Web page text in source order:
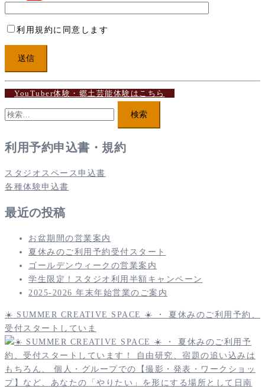
利用規約に同意します
YouTuber体験・郷土芸能体験はこちら
検
索:
利用予約申込書・規約
スタジオスペース申込書
各種体験申込書
最近の投稿
お盆期間の営業案内
夏休みのご利用予約受付スタート
ゴールデンウィークの営業案内
学生限定！スタジオ利用半額キャンペーン
2025-2026 年末年始営業のご案内
☀️ SUMMER CREATIVE SPACE ☀️ ・ 夏休みのご利用予約、
受付スタートしていま